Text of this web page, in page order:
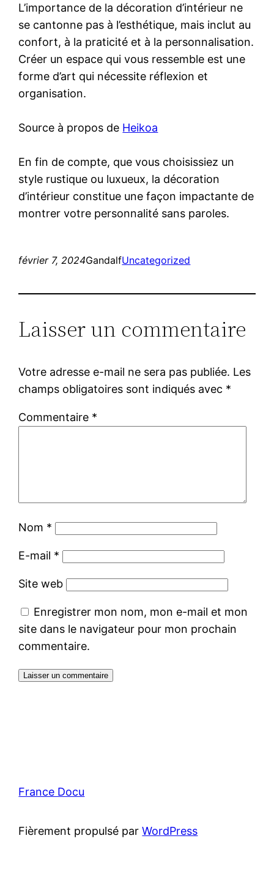
L’importance de la décoration d’intérieur ne
se cantonne pas à l’esthétique, mais inclut au
confort, à la praticité et à la personnalisation.
Créer un espace qui vous ressemble est une
forme d’art qui nécessite réflexion et
organisation.
Source à propos de Heikoa
En fin de compte, que vous choisissiez un
style rustique ou luxueux, la décoration
d’intérieur constitue une façon impactante de
montrer votre personnalité sans paroles.
février 7, 2024GandalfUncategorized
Laisser un commentaire
Votre adresse e-mail ne sera pas publiée. Les
champs obligatoires sont indiqués avec *
Commentaire *
Nom *
E-mail *
Site web
Enregistrer mon nom, mon e-mail et mon
site dans le navigateur pour mon prochain
commentaire.
France Docu
Fièrement propulsé parWordPress